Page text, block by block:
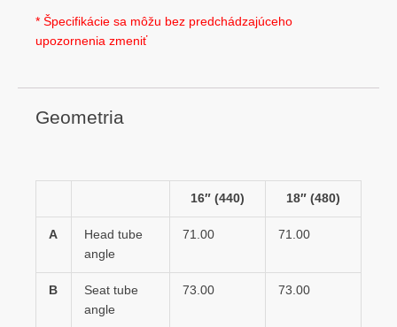
* Špecifikácie sa môžu bez predchádzajúceho
upozornenia zmeniť
Geometria
16″ (440) 18″ (480)
A
Head tube
angle
71.00 71.00
B
Seat tube
angle
73.00 73.00